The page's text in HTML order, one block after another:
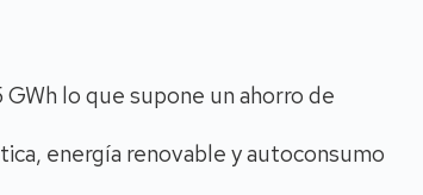
lo que supone un ahorro de
energía renovable y autoconsumo